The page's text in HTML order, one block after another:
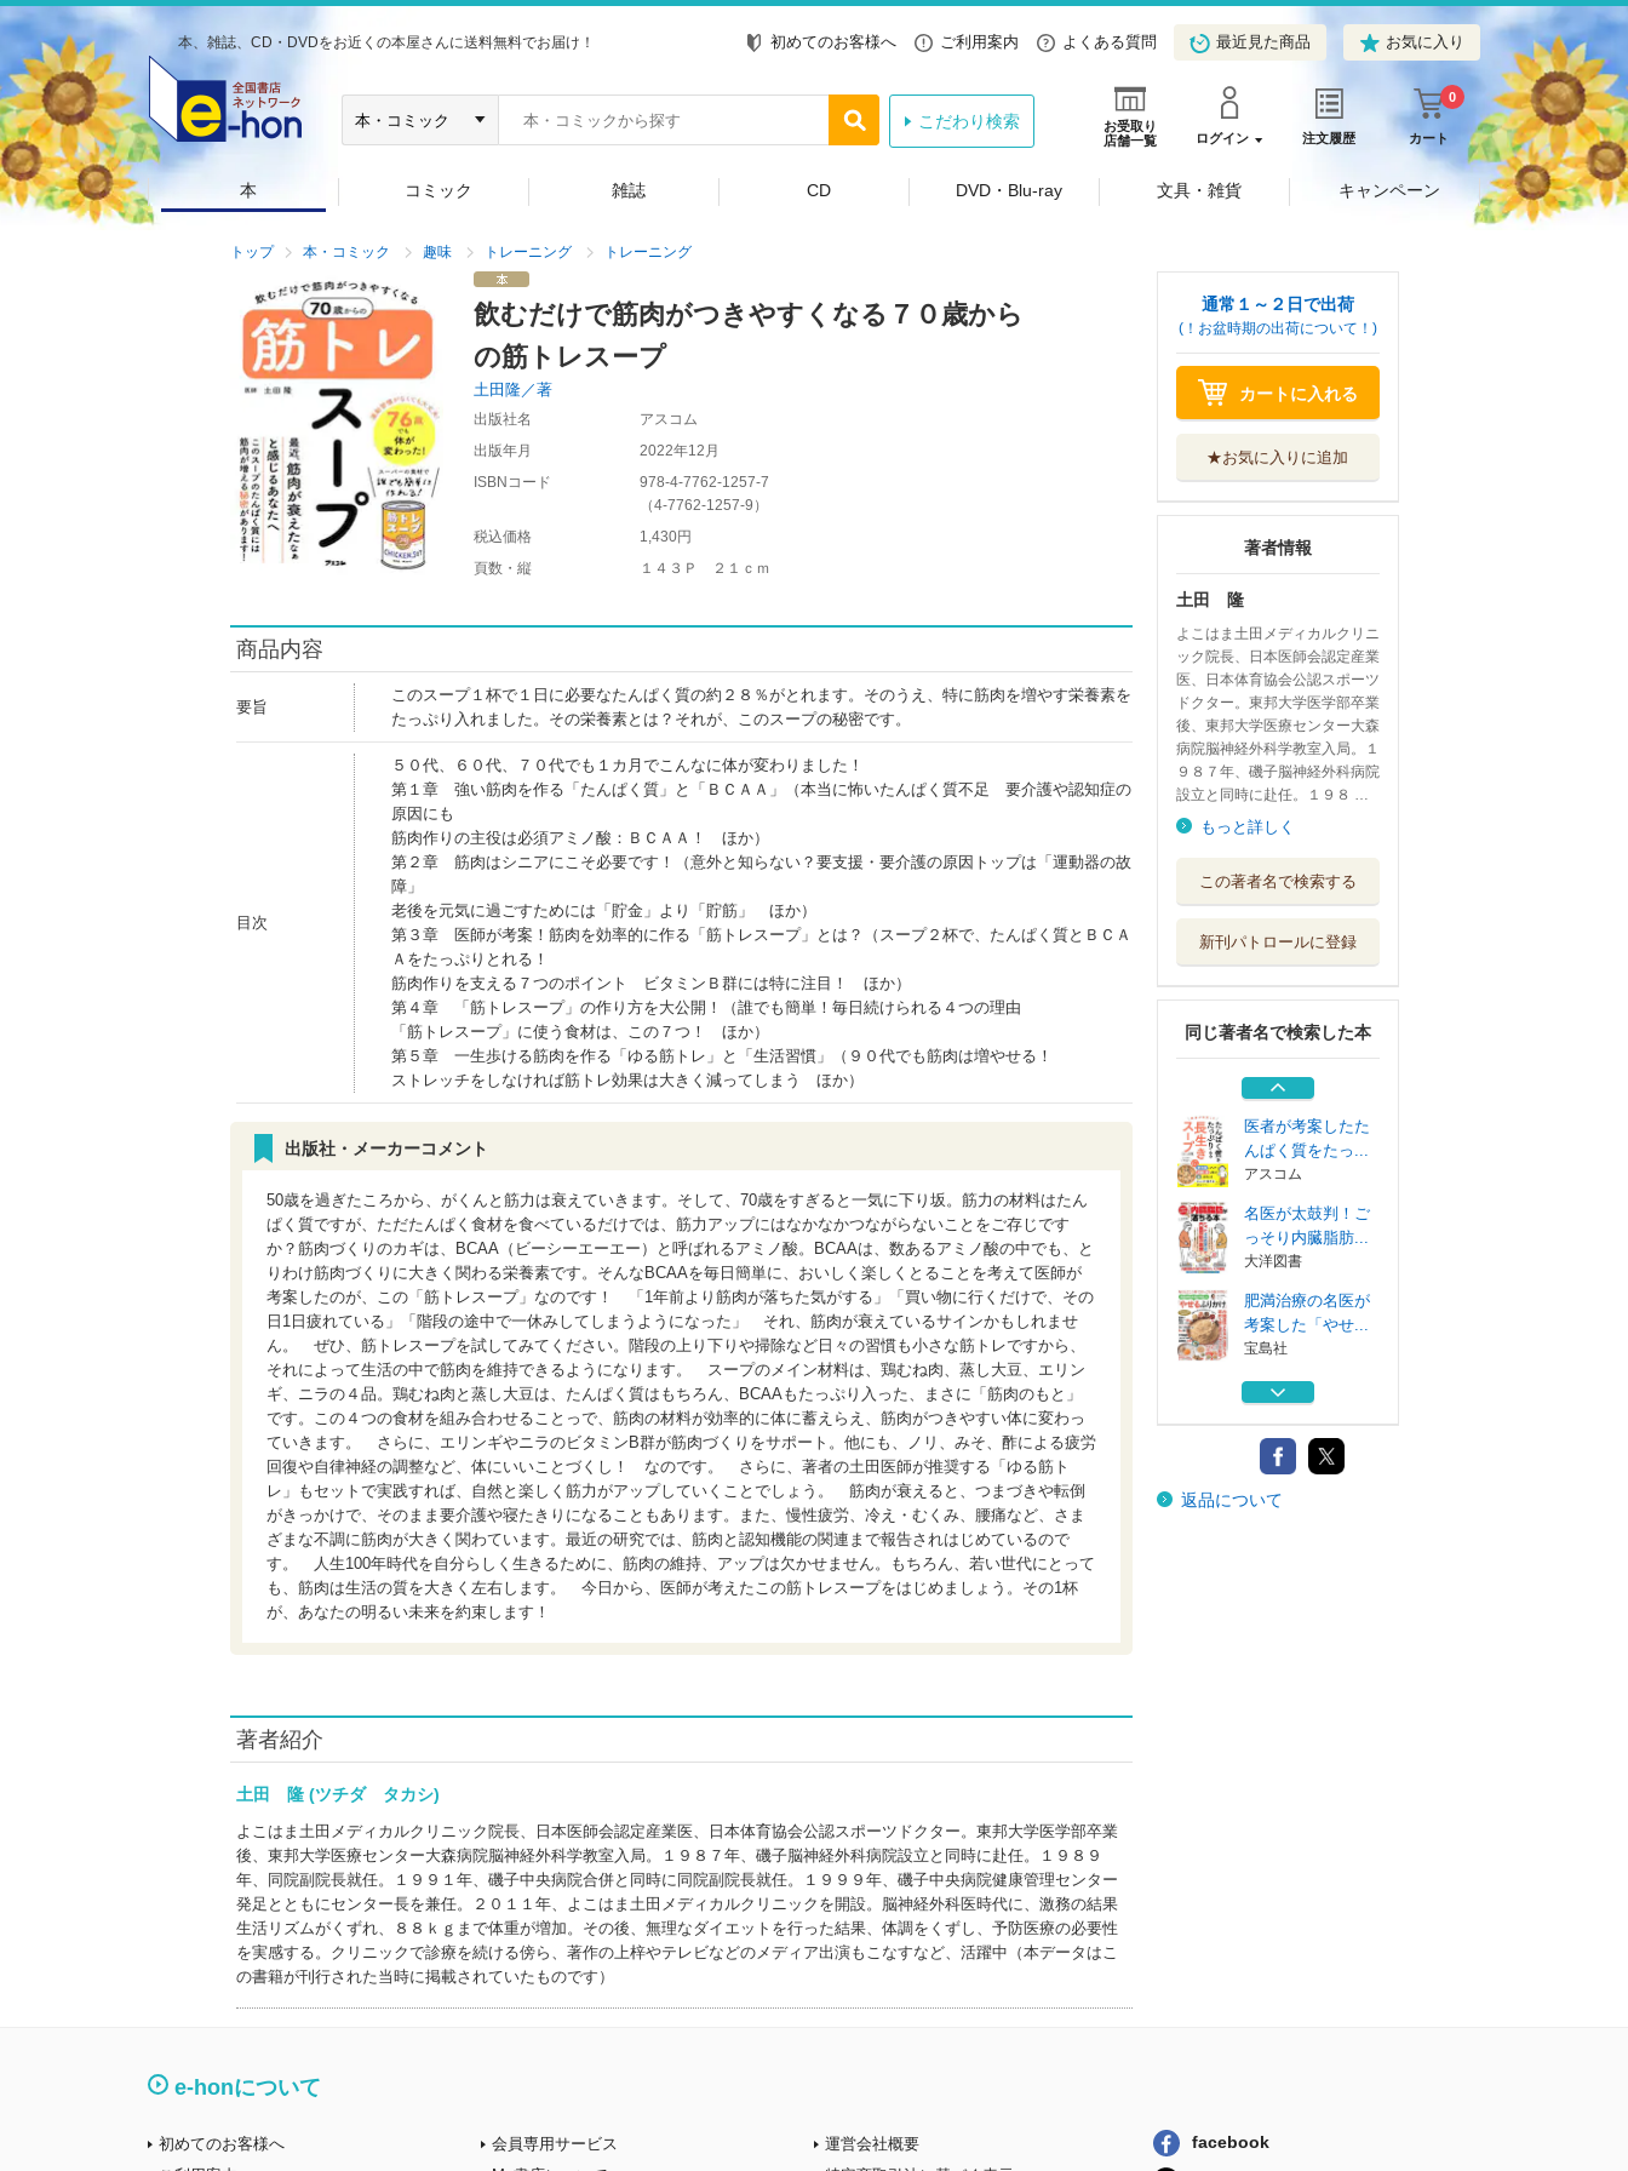
本、雑誌、CD・DVDをお近くの本屋さんに送料無料でお届け！ 初めてのお客様へ ご利用案内 よくある質問 最近見た商品 お気に入り
お受取り
店舗一覧
ログイン 注文履歴 カート
0
こだわり検索
本 コミック 雑誌 CD DVD・Blu-ray 文具・雑貨 キャンペーン
トップ 本・コミック 趣味 トレーニング トレーニング
飲むだけで筋肉がつきやすくなる７０歳から
の筋トレスープ
土田隆／著
出版社名
アスコム
出版年月
2022年12月
ISBNコード
978-4-7762-1257-7
（4-7762-1257-9 ）
税込価格
1,430円
頁数・縦
１４３Ｐ ２１ｃｍ
商品内容
要旨
このスープ１杯で１日に必要なたんぱく質の約２８％がとれます。そのうえ、特に筋肉を増やす栄養素を
たっぷり入れました。その栄養素とは？それが、このスープの秘密です。
目次
５０代、６０代、７０代でも１カ月でこんなに体が変わりました！
第１章 強い筋肉を作る「たんぱく質」と「ＢＣＡＡ」（本当に怖いたんぱく質不足 要介護や認知症の
原因にも
筋肉作りの主役は必須アミノ酸：ＢＣＡＡ！ ほか）
第２章 筋肉はシニアにこそ必要です！（意外と知らない？要支援・要介護の原因トップは「運動器の故
障」
老後を元気に過ごすためには「貯金」より「貯筋」 ほか）
第３章 医師が考案！筋肉を効率的に作る「筋トレスープ」とは？（スープ２杯で、たんぱく質とＢＣＡ
Ａをたっぷりとれる！
筋肉作りを支える７つのポイント ビタミンＢ群には特に注目！ ほか）
第４章 「筋トレスープ」の作り方を大公開！（誰でも簡単！毎日続けられる４つの理由
「筋トレスープ」に使う食材は、この７つ！ ほか）
第５章 一生歩ける筋肉を作る「ゆる筋トレ」と「生活習慣」（９０代でも筋肉は増やせる！
ストレッチをしなければ筋トレ効果は大きく減ってしまう ほか）
出版社・メーカーコメント
50歳を過ぎたころから、がくんと筋力は衰えていきます。そして、70歳をすぎると一気に下り坂。筋力の材料はたん
ぱく質ですが、ただたんぱく食材を食べているだけでは、筋力アップにはなかなかつながらないことをご存じです
か？筋肉づくりのカギは、BCAA（ビーシーエーエー）と呼ばれるアミノ酸。BCAAは、数あるアミノ酸の中でも、と
りわけ筋肉づくりに大きく関わる栄養素です。そんなBCAAを毎日簡単に、おいしく楽しくとることを考えて医師が
考案したのが、この「筋トレスープ」なのです！ 「1年前より筋肉が落ちた気がする」「買い物に行くだけで、その
日1日疲れている」「階段の途中で一休みしてしまうようになった」 それ、筋肉が衰えているサインかもしれませ
ん。 ぜひ、筋トレスープを試してみてください。階段の上り下りや掃除など日々の習慣も小さな筋トレですから、
それによって生活の中で筋肉を維持できるようになります。 スープのメイン材料は、鶏むね肉、蒸し大豆、エリン
ギ、ニラの４品。鶏むね肉と蒸し大豆は、たんぱく質はもちろん、BCAAもたっぷり入った、まさに「筋肉のもと」
です。この４つの食材を組み合わせることっで、筋肉の材料が効率的に体に蓄えらえ、筋肉がつきやすい体に変わっ
ていきます。 さらに、エリンギやニラのビタミンB群が筋肉づくりをサポート。他にも、ノリ、みそ、酢による疲労
回復や自律神経の調整など、体にいいことづくし！ なのです。 さらに、著者の土田医師が推奨する「ゆる筋ト
レ」もセットで実践すれば、自然と楽しく筋力がアップしていくことでしょう。 筋肉が衰えると、つまづきや転倒
がきっかけで、そのまま要介護や寝たきりになることもあります。また、慢性疲労、冷え・むくみ、腰痛など、さま
ざまな不調に筋肉が大きく関わています。最近の研究では、筋肉と認知機能の関連まで報告されはじめているので
す。 人生100年時代を自分らしく生きるために、筋肉の維持、アップは欠かせません。もちろん、若い世代にとって
も、筋肉は生活の質を大きく左右します。 今日から、医師が考えたこの筋トレスープをはじめましょう。その1杯
が、あなたの明るい未来を約束します！
著者紹介
土田 隆 (ツチダ タカシ)
よこはま土田メディカルクリニック院長、日本医師会認定産業医、日本体育協会公認スポーツドクター。東邦大学医学部卒業
後、東邦大学医療センター大森病院脳神経外科学教室入局。１９８７年、磯子脳神経外科病院設立と同時に赴任。１９８９
年、同院副院長就任。１９９１年、磯子中央病院合併と同時に同院副院長就任。１９９９年、磯子中央病院健康管理センター
発足とともにセンター長を兼任。２０１１年、よこはま土田メディカルクリニックを開設。脳神経外科医時代に、激務の結果
生活リズムがくずれ、８８ｋｇまで体重が増加。その後、無理なダイエットを行った結果、体調をくずし、予防医療の必要性
を実感する。クリニックで診療を続ける傍ら、著作の上梓やテレビなどのメディア出演もこなすなど、活躍中（本データはこ
の書籍が刊行された当時に掲載されていたものです）
通常１～２日で出荷
(！お盆時期の出荷について！)
カートに入れる
★お気に入りに追加
著者情報
土田 隆
よこはま土田メディカルクリニ
ック院長、日本医師会認定産業
医、日本体育協会公認スポーツ
ドクター。東邦大学医学部卒業
後、東邦大学医療センター大森
病院脳神経外科学教室入局。１
９８７年、磯子脳神経外科病院
設立と同時に赴任。１９８ …
もっと詳しく
この著者名で検索する
新刊パトロールに登録
同じ著者名で検索した本
考案した「やせ...
内臓脂肪が気持ち
永岡書店
図解ＰＲＥＭＩＵ
Ｍ肥満治療の名...
日本文芸社
医者が考案したた
んぱく質をたっ...
アスコム
名医が太鼓判！ご
っそり内臓脂肪...
大洋図書
肥満治療の名医が
考案した「やせ...
宝島社
内臓脂肪が気持ち
永岡書店
図解ＰＲＥＭＩＵ
Ｍ肥満治療の名...
返品について
e-honについて
初めてのお客様へ
会員専用サービス
運営会社概要
facebook